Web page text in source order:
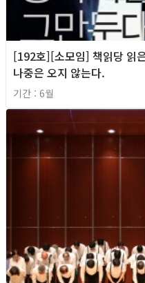
[192호][소모임] 책읽당 읽
나중은 오지 않는다.
기간 : 6월